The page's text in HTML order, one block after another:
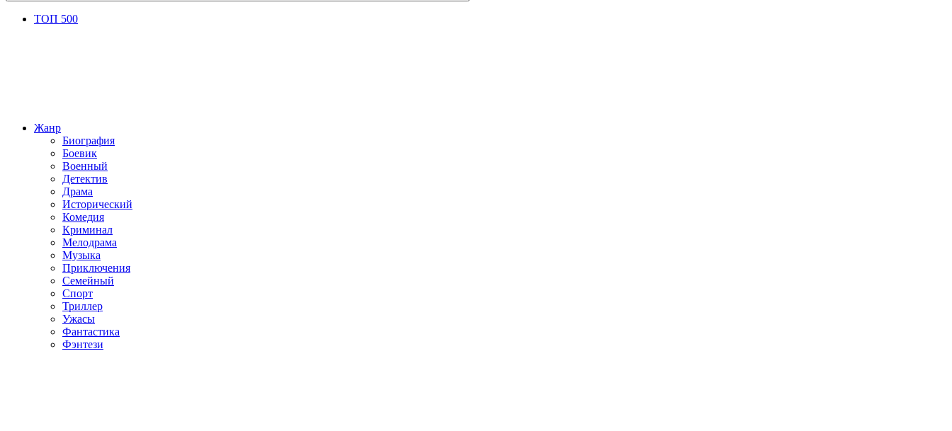
ТОП 500
Жанр
Биография
Боевик
Военный
Детектив
Драма
Исторический
Комедия
Криминал
Мелодрама
Музыка
Приключения
Семейный
Спорт
Триллер
Ужасы
Фантастика
Фэнтези